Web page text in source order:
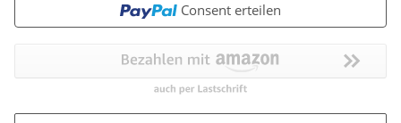
Consent erteilen